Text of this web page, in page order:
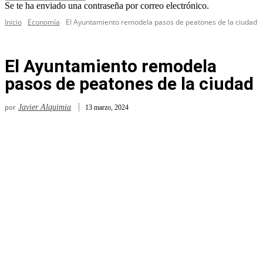
Se te ha enviado una contraseña por correo electrónico.
Inicio
Economía El Ayuntamiento remodela pasos de peatones de la ciudad
El Ayuntamiento remodela
pasos de peatones de la ciudad
por Javier Alquimia 13 marzo, 2024